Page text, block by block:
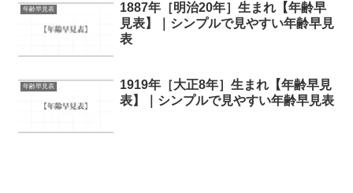
年齢早見表
1887年［明治20年］生まれ【年齢早
見表】｜シンプルで見やすい年齢早見
表
年齢早見表
1919年［大正8年］生まれ【年齢早見
表】｜シンプルで見やすい年齢早見表